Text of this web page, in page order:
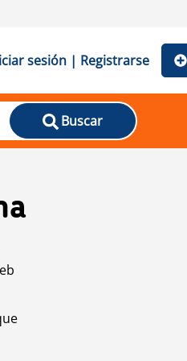
sesión | Registrarse
Buscar